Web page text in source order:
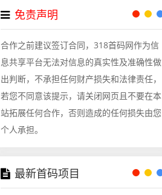
免责声明
合作之前建议签订合同，318首码网作为信
息共享平台无法对信息的真实性及准确性做
出判断，不承担任何财产损失和法律责任，
若您不同意该提示，请关闭网页且不要在本
站拓展任何合作，否则造成的任何损失由您
个人承担。
最新首码项目